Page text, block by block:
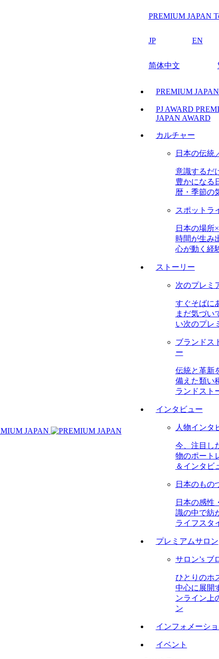
PREMIUM JAPAN
JP EN
简体中文
PREMIUM
PJ AWARD
JAPAN AWARD
カルチャー
日本の伝統
意識するだ
豊かになる
暦・季節の
スポットラ
日本の場所
時間が生み
心が動く経
ストーリー
次のプレミ
すぐそばに
まだ気づい
い次のプレ
ブランドス
ー
伝統と革新
備えた類い
ランドスト
インタビュー
人物インタ
今、注目し
物のポート
＆インタビ
日本のもの
日本の感性
識の中で紡
ライフスタ
プレミアムサロン
サロン’s ブ
ひとりのホ
中心に展開
ンライン上
ン
インフォメーシ
イベント